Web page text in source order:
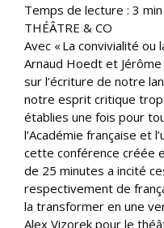
Temps de lecture : 3 min
THÉÂTRE & CO
Avec « La convivialité ou
Arnaud Hoedt et
sur l’écriture de notre
notre esprit critique
établies une fois pour
l’Académie française et
cette conférence créée
de 25 minutes a incité
respectivement de
la transformer en une
Alex Vizorek pour le